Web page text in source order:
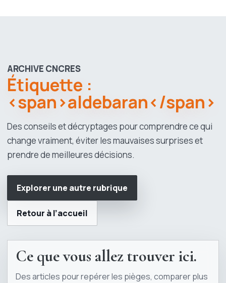
ARCHIVE CNCRES
Étiquette :
<span>aldebaran</span>
Des conseils et décryptages pour comprendre ce qui
change vraiment, éviter les mauvaises surprises et
prendre de meilleures décisions.
Explorer une autre rubrique
Retour à l’accueil
Ce que vous allez trouver ici.
Des articles pour repérer les pièges, comparer plus